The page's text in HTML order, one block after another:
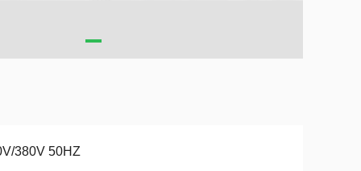
380V 50HZ